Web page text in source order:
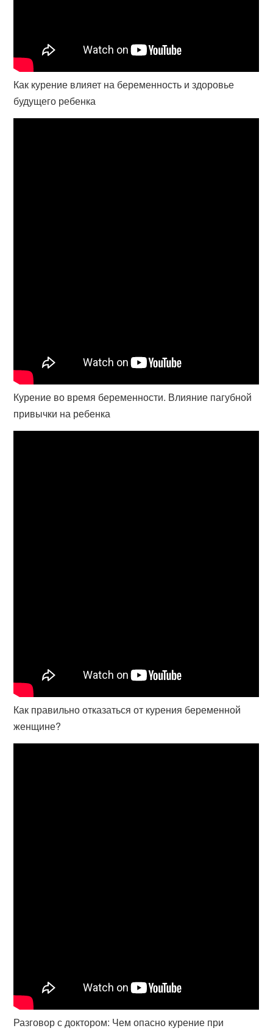
Как курение влияет на беременность и здоровье
будущего ребенка
Курение во время беременности. Влияние пагубной
привычки на ребенка
Как правильно отказаться от курения беременной
женщине?
Разговор с доктором: Чем опасно курение при